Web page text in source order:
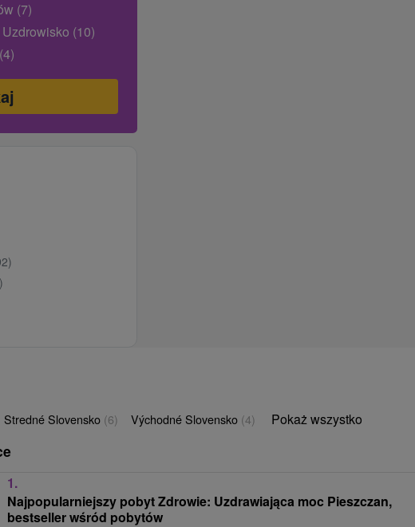
(7)
Uzdrowisko (10)
Stredné Slovensko (6) Východné Slovensko (4) Pokaż wszystko
1.
Najpopularniejszy pobyt Zdrowie: Uzdrawiająca moc Pieszczan,
bestseller wśród pobytów